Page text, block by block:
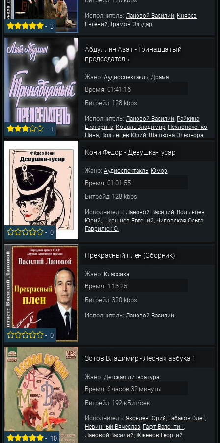
-3
Исполнитель:Лановой Василий, Князев
Евгений,Трамов Эльдар
- 1
Абдуллин Азат - Тринадцатый
председатель
Жанр:Аудиоспектакль,Драма
Время: 01:41:16
Битрейд: 128 kbps
Исполнитель:Лановой Василий, Райкина
Екатерина, Коваль Владимир, Нехлопоченко
Нина, Волынцев Юрий, Шашкова Элеонора,
Михаил,Кашперов Александр,Граве
Елена, Карельских Евгений,Пешкова
-0
Кони Федор - Девушка-гусар
Жанр:Аудиоспектакль, Юмор
Время: 01:01:55
Битрейд: 128 kbps
Исполнитель:Лановой Василий, Волынцев
Юрий, Шершнев Евгений, Чиповская Ольга,
Гаврилюк О.
-0
Прекрасный плен (Сборник)
Жанр: Классика
Время: 1:13:25
Битрейд: 320 kbps
Исполнитель: Лановой Василий
- 10
Зотов Владимир - Лесная азбука 1
Жанр:Детская литература
Время: 6 часов 32 минуты
Битрейд: 192 кБит/сек
Исполнитель:Яковлев Юрий,Табаков Олег,
Невинный Вячеслав, Гафт Валентин,
Лановой Василий,Жженов Георгий